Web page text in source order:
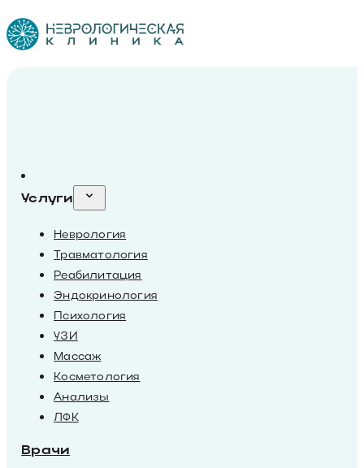
Услуги
Неврология
Травматология
Реабилитация
Эндокринология
Психология
УЗИ
Массаж
Косметология
Анализы
ЛФК
Врачи